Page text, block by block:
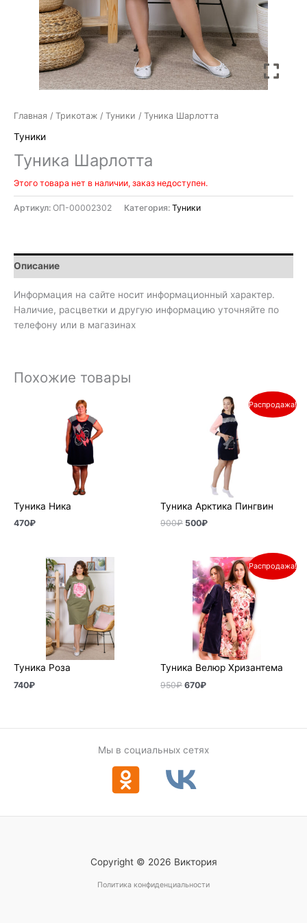
Главная / Трикотаж / Туники / Туника Шарлотта
Туники
Туника Шарлотта
Этого товара нет в наличии, заказ недоступен.
Артикул: ОП-00002302 Категория: Туники
Описание
Информация на сайте носит информационный характер.
Наличие, расцветки и другую информацию уточняйте по
телефону или в магазинах
Похожие товары
Туника Ника
470₽
Распродажа!
Туника Арктика Пингвин
900₽
Первоначальная
составляла
500₽
Текущая
цена:
500₽.
Туника Роза
740₽
Распродажа!
Туника Велюр Хризантема
950₽
Первоначальная
цена
составляла
950₽.
670₽
Текущая
цена:
670₽.
Мы в социальных сетях
Copyright © 2026 Виктория
Политика конфиденциальности